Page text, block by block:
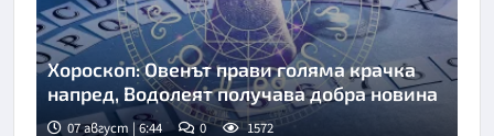
Хороскоп: Овенът прави голяма крачка
напред, Водолеят получава добра новина
07 август | 6:44 0 1572